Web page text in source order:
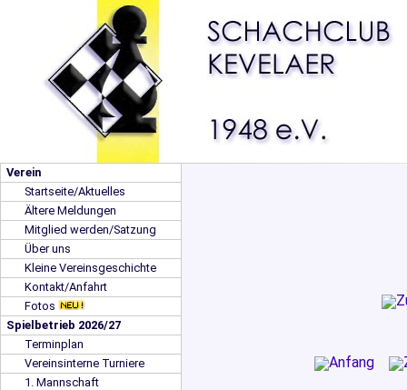
Verein
Startseite/Aktuelles
Ältere Meldungen
Mitglied werden/Satzung
Über uns
Kleine Vereinsgeschichte
Kontakt/Anfahrt
Fotos
Spielbetrieb 2026/27
Terminplan
Vereinsinterne Turniere
1. Mannschaft